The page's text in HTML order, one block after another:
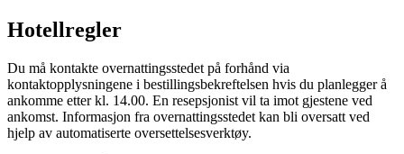
Hotellregler
Du må kontakte overnattingsstedet på forhånd via
kontaktopplysningene i bestillingsbekreftelsen hvis du planlegger å
ankomme etter kl. 14.00. En resepsjonist vil ta imot gjestene ved
ankomst. Informasjon fra overnattingsstedet kan bli oversatt ved
hjelp av automatiserte oversettelsesverktøy.